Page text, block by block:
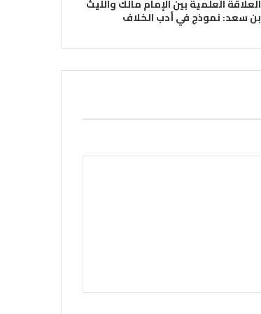
العلاقة العلمية بين الإمام مالك والليث
بن سعد: نموذج في أدب الخلاف